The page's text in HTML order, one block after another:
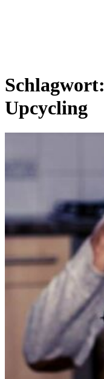
Schlagwort:
Upcycling